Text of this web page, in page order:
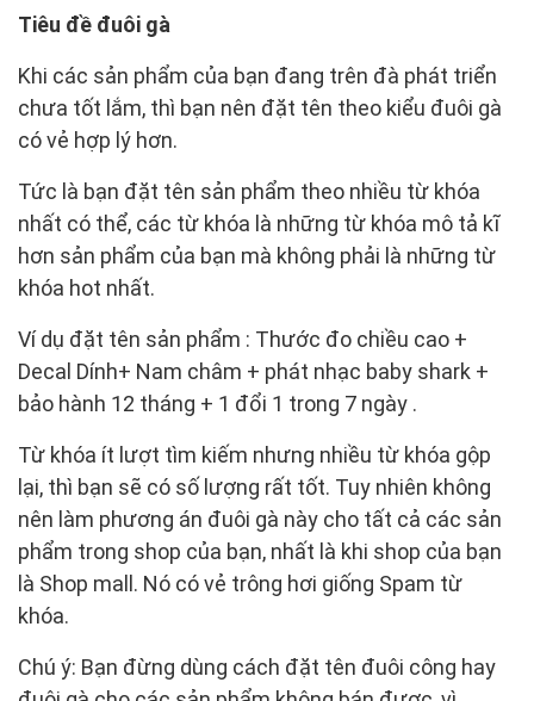
Tiêu đề đuôi gà
Khi các sản phẩm của bạn đang trên đà phát triển
chưa tốt lắm, thì bạn nên đặt tên theo kiểu đuôi gà
có vẻ hợp lý hơn.
Tức là bạn đặt tên sản phẩm theo nhiều từ khóa
nhất có thể, các từ khóa là những từ khóa mô tả kĩ
hơn sản phẩm của bạn mà không phải là những từ
khóa hot nhất.
Ví dụ đặt tên sản phẩm : Thước đo chiều cao +
Decal Dính+ Nam châm + phát nhạc baby shark +
bảo hành 12 tháng + 1 đổi 1 trong 7 ngày .
Từ khóa ít lượt tìm kiếm nhưng nhiều từ khóa gộp
lại, thì bạn sẽ có số lượng rất tốt. Tuy nhiên không
nên làm phương án đuôi gà này cho tất cả các sản
phẩm trong shop của bạn, nhất là khi shop của bạn
là Shop mall. Nó có vẻ trông hơi giống Spam từ
khóa.
Chú ý: Bạn đừng dùng cách đặt tên đuôi công hay